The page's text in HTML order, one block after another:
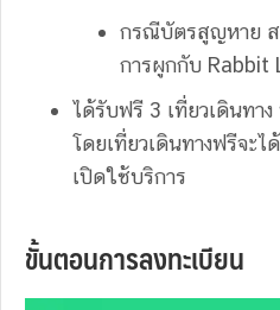
กรณีบัตรสูญหาย ส
การผูกกับ Rabbit
ได้รับฟรี 3 เที่ยวเดินทา
โดยเที่ยวเดินทางฟรีจะ
เปิดใช้บริการ
ขั้นตอนการลงทะเบียน